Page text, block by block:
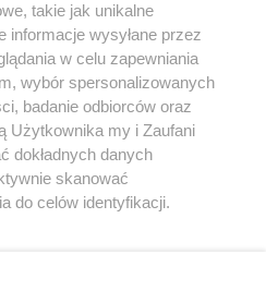
Instagram Youtube
takie jak unikalne
informacje wysyłane przez
w celu zapewniania
wybór spersonalizowanych
badanie odbiorców oraz
Użytkownika my i Zaufani
dokładnych danych
skanować
do celów identyfikacji.